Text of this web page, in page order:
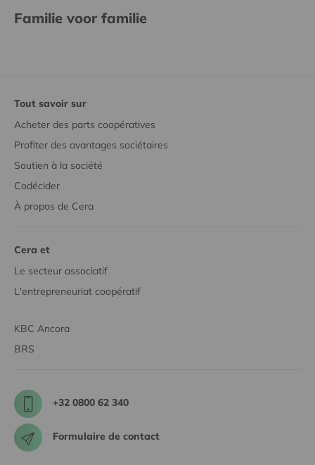
Familie voor familie
Tout savoir sur
Acheter des parts coopératives
Profiter des avantages sociétaires
Soutien à la société
Codécider
À propos de Cera
Cera et
Le secteur associatif
L'entrepreneuriat coopératif
KBC Ancora
BRS
+32 0800 62 340
Formulaire de contact